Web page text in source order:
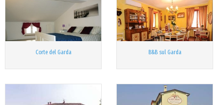
Corte del Garda B&B sul Garda